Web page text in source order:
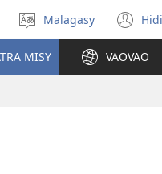
Hifidy
fiteny
Malagasy
MISY VAOVAO